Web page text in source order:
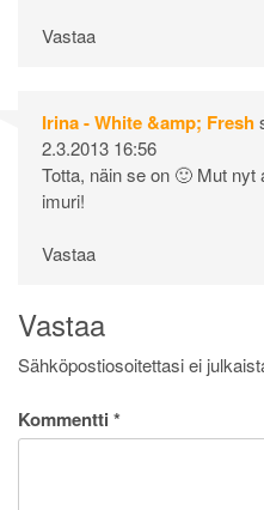
Vastaa
Irina - White &amp; Fresh
2.3.2013 16:56
Totta, näin se on 🙂 Mut
imuri!
Vastaa
Vastaa
Sähköpostiosoitettasi ei
Kommentti *